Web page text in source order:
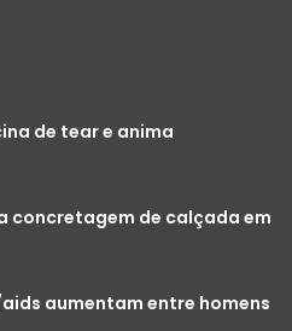
de tear e anima
concretagem de calçada em
aumentam entre homens